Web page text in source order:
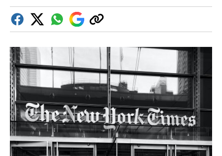
FacebookTwitterWhatsapp
Google
Discover
Copiar
enlace